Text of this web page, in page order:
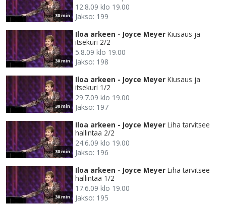
30 min
12.8.09 klo 19.00
Jakso: 199
30 min
Iloa arkeen - Joyce Meyer Kiusaus ja
itsekuri 2/2
5.8.09 klo 19.00
Jakso: 198
30 min
Iloa arkeen - Joyce Meyer Kiusaus ja
itsekuri 1/2
29.7.09 klo 19.00
Jakso: 197
30 min
Iloa arkeen - Joyce Meyer Liha tarvitsee
hallintaa 2/2
24.6.09 klo 19.00
Jakso: 196
30 min
Iloa arkeen - Joyce Meyer Liha tarvitsee
hallintaa 1/2
17.6.09 klo 19.00
Jakso: 195